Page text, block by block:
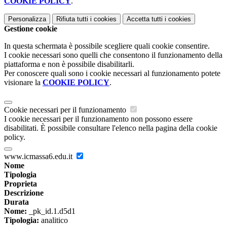
Personalizza Rifiuta tutti i cookies Accetta tutti i cookies
Gestione cookie
In questa schermata è possibile scegliere quali cookie consentire.
I cookie necessari sono quelli che consentono il funzionamento della
piattaforma e non è possibile disabilitarli.
Per conoscere quali sono i cookie necessari al funzionamento potete
visionare la COOKIE POLICY.
Cookie necessari per il funzionamento
I cookie necessari per il funzionamento non possono essere
disabilitati. È possibile consultare l'elenco nella pagina della cookie
policy.
www.icmassa6.edu.it
Nome
Tipologia
Proprieta
Descrizione
Durata
Nome: _pk_id.1.d5d1
Tipologia: analitico